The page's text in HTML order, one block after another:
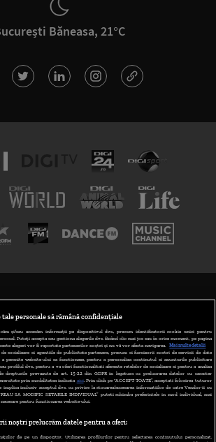
Băneasa, 21°C
ABONARE DIGI TV
GESTIONAȚI PREFERINȚELE
CODUL DIGI24
CAMERE WEB
CONTACT/INFO
tale personale să rămână confidențiale
și/sau accesăm informații pe dispozitivul dvs., precum identificatorii cookie unici pentru
Puteți accepta sau gestiona alegerile dvs. făcând clic mai jos sau în orice moment, pe pagina
alegeri vor fi raportate partenerilor noștri și nu vă vor afecta navigarea.
Mai multe detalii
socializare si agentiile de publicitate partenere, precum si furnizorii nostri de servicii de date
a permite website-ului sa functioneze, pentru a personaliza continutul si anunturile publicitare
profilul dvs., pentru a va oferi functionalitati aferente retelelor de socializare si pentru a analiza
drepturile prevazute de art. 15-22 din GDPR in legatura cu prelucrarea datelor cu caracter
prin modalitatea indicata aici. Prin click pe “ACCEPT TOATE”, acceptati folosirea tuturor
inclusiv acceptul dvs. cu privire la stocarea/accesarea informatiilor de catre Vendor-ii cu
SA MODIFIC SETARILE INDIVIDUAL” puteti schimba preferintele in mod individual, mai
pentru functionarea website-ului.
noștri prelucrăm datele pentru a oferi:
de pe un dispozitiv. Utilizarea profilurilor pentru selectarea conținutului personalizat.